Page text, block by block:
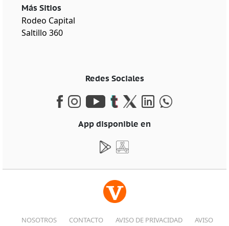
Más Sitios
Rodeo Capital
Saltillo 360
Redes Sociales
App disponible en
NOSOTROS CONTACTO AVISO DE PRIVACIDAD AVISO